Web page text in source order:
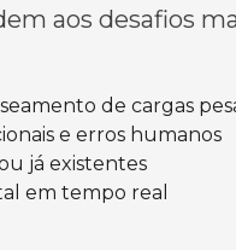
aos desafios
de cargas
e erros humanos
já existentes
em tempo real